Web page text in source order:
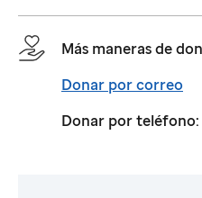
Más maneras de
Donar por correo
Donar por teléfono: